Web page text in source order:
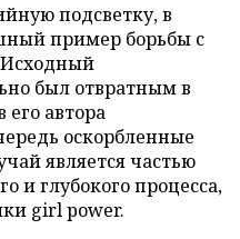
подсветку, в
пример борьбы с
был отвратным в
автора
оскорбленные
является частью
и глубокого процесса,
girl power.